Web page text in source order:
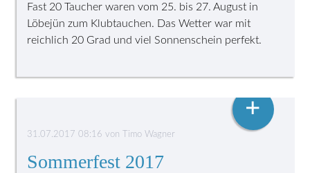
Fast 20 Taucher waren vom 25. bis 27. August in
Löbejün zum Klubtauchen. Das Wetter war mit
reichlich 20 Grad und viel Sonnenschein perfekt.
31.07.2017 08:16 von Timo Wagner
Sommerfest 2017
+